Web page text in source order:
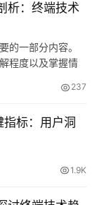
析：终端技术
的一部分内容。
程度以及掌握情
237
标：用户洞
1.9K